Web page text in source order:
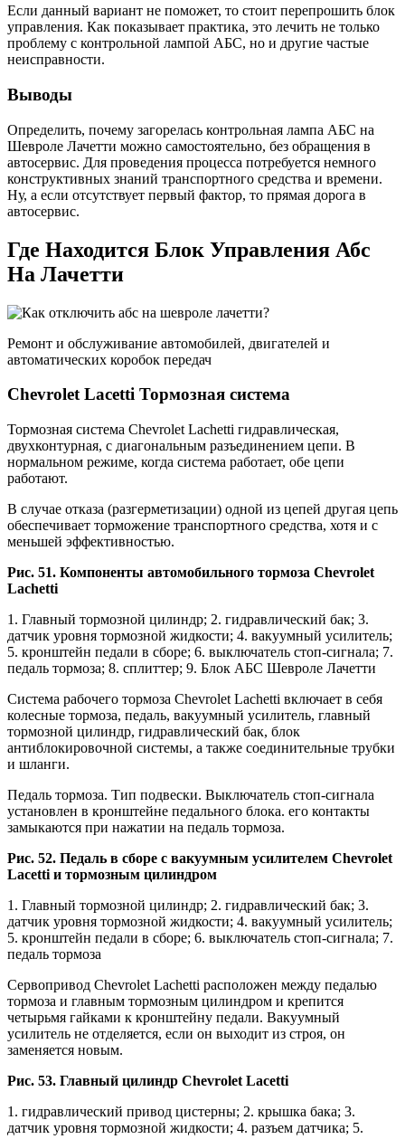
Если данный вариант не поможет, то стоит перепрошить блок
управления. Как показывает практика, это лечить не только
проблему с контрольной лампой АБС, но и другие частые
неисправности.
Выводы
Определить, почему загорелась контрольная лампа АБС на
Шевроле Лачетти можно самостоятельно, без обращения в
автосервис. Для проведения процесса потребуется немного
конструктивных знаний транспортного средства и времени.
Ну, а если отсутствует первый фактор, то прямая дорога в
автосервис.
Где Находится Блок Управления Абс
На Лачетти
Ремонт и обслуживание автомобилей, двигателей и
автоматических коробок передач
Chevrolet Lacetti Тормозная система
Тормозная система Chevrolet Lachetti гидравлическая,
двухконтурная, с диагональным разъединением цепи. В
нормальном режиме, когда система работает, обе цепи
работают.
В случае отказа (разгерметизации) одной из цепей другая цепь
обеспечивает торможение транспортного средства, хотя и с
меньшей эффективностью.
Рис. 51. Компоненты автомобильного тормоза Chevrolet
Lachetti
1. Главный тормозной цилиндр; 2. гидравлический бак; 3.
датчик уровня тормозной жидкости; 4. вакуумный усилитель;
5. кронштейн педали в сборе; 6. выключатель стоп-сигнала; 7.
педаль тормоза; 8. сплиттер; 9. Блок АБС Шевроле Лачетти
Система рабочего тормоза Chevrolet Lachetti включает в себя
колесные тормоза, педаль, вакуумный усилитель, главный
тормозной цилиндр, гидравлический бак, блок
антиблокировочной системы, а также соединительные трубки
и шланги.
Педаль тормоза. Тип подвески. Выключатель стоп-сигнала
установлен в кронштейне педального блока. его контакты
замыкаются при нажатии на педаль тормоза.
Рис. 52. Педаль в сборе с вакуумным усилителем Chevrolet
Lacetti и тормозным цилиндром
1. Главный тормозной цилиндр; 2. гидравлический бак; 3.
датчик уровня тормозной жидкости; 4. вакуумный усилитель;
5. кронштейн педали в сборе; 6. выключатель стоп-сигнала; 7.
педаль тормоза
Сервопривод Chevrolet Lachetti расположен между педалью
тормоза и главным тормозным цилиндром и крепится
четырьмя гайками к кронштейну педали. Вакуумный
усилитель не отделяется, если он выходит из строя, он
заменяется новым.
Рис. 53. Главный цилиндр Chevrolet Lacetti
1. гидравлический привод цистерны; 2. крышка бака; 3.
датчик уровня тормозной жидкости; 4. разъем датчика; 5.